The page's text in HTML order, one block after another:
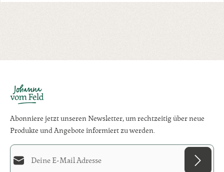
Abonniere jetzt unseren Newsletter, um rechtzeitig über neue
Produkte und Angebote informiert zu werden.
E-Mail-Adresse*